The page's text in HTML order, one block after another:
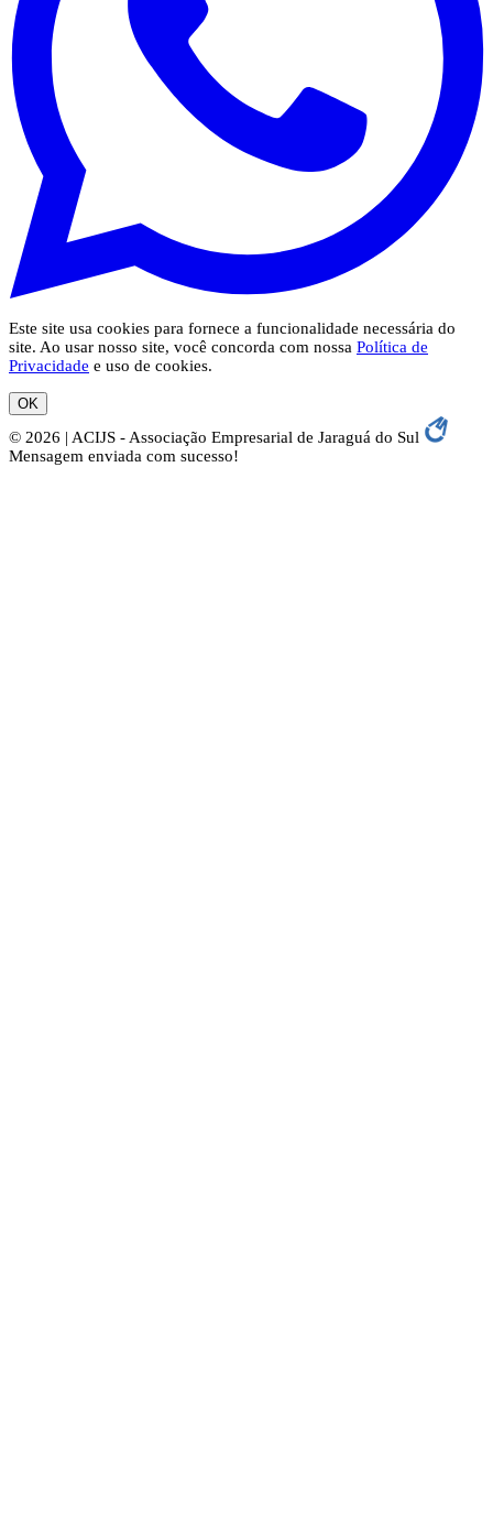
Este site usa cookies para fornece a funcionalidade necessária do
site. Ao usar nosso site, você concorda com nossa Política de
Privacidade e uso de cookies.
OK
© 2026 | ACIJS - Associação Empresarial de Jaraguá do Sul
Mensagem enviada com sucesso!